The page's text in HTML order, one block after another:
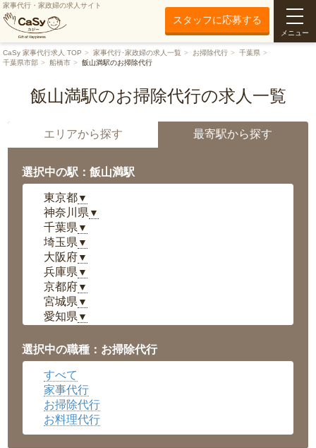
家事代行・家政婦の求人サイト
スタッフに応募する
メニュー
CaSy 家事代行求人 TOP 家事代行･家政婦の求人一覧 お掃除代行
千葉県
千葉県市部
船橋市 飯山満駅のお掃除代行
飯山満駅のお掃除代行の求人一覧
エリアから探す 最寄駅から探す
選択中の駅：飯山満駅
東京都▼
神奈川県 ▼
千葉県 ▼
埼玉県 ▼
大阪府▼
兵庫県 ▼
京都府▼
宮城県 ▼
愛知県 ▼
岡山県▼
広島県▼
沖縄県
選択中の職種：お掃除代行
すべて
家事代行
お掃除代行
お料理代行